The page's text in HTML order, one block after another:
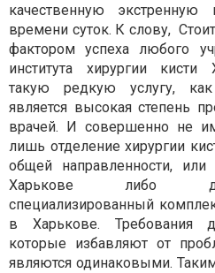
качественную
времени суток. К слову,
фактором успеха любого
института хирургии
такую редкую услугу,
является высокая степень
врачей. И совершенно не
лишь отделение хирургии
общей направленности,
Харькове либо
специализированный
в Харькове. Требования
которые избавляют от
являются одинаковыми.